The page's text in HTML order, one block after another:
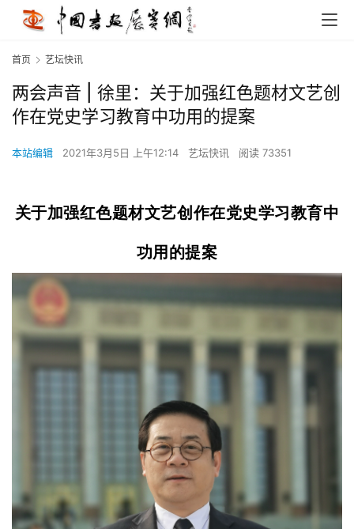
首页 艺坛快讯
两会声音 | 徐里：关于加强红色题材文艺创
作在党史学习教育中功用的提案
本站编辑 2021年3月5日 上午12:14 艺坛快讯 阅读 73351
关于加强红色题材文艺创作在党史学习教育中
功用的提案